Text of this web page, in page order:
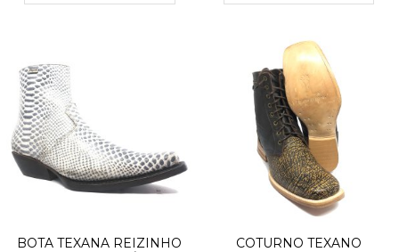
BOTA TEXANA REIZINHO
COTURNO TEXANO